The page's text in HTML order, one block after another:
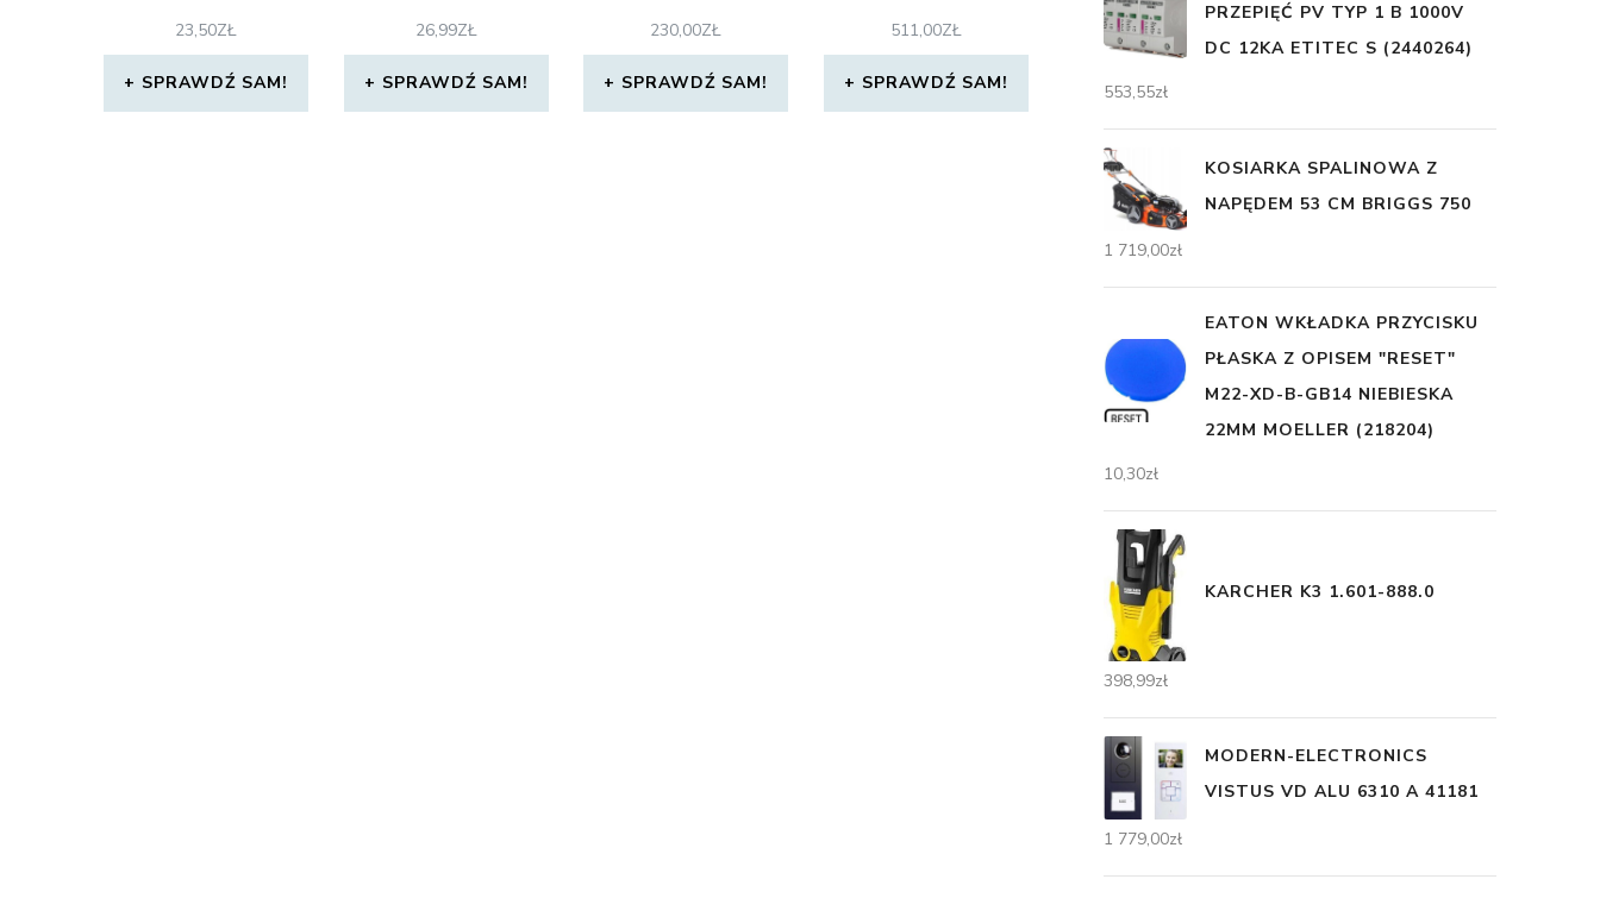
23,50ZŁ
SPRAWDŹ SAM!
26,99ZŁ
SPRAWDŹ SAM!
230,00ZŁ
SPRAWDŹ SAM!
511,00ZŁ
SPRAWDŹ SAM!
PRZEPIĘĆ PV TYP 1 B 1000V
DC 12KA ETITEC S (2440264)
553,55zł
KOSIARKA SPALINOWA Z
NAPĘDEM 53 CM BRIGGS 750
1 719,00zł
EATON WKŁADKA PRZYCISKU
PŁASKA Z OPISEM "RESET"
M22-XD-B-GB14 NIEBIESKA
22MM MOELLER (218204)
10,30zł
KARCHER K3 1.601-888.0
398,99zł
MODERN-ELECTRONICS
VISTUS VD ALU 6310 A 41181
1 779,00zł